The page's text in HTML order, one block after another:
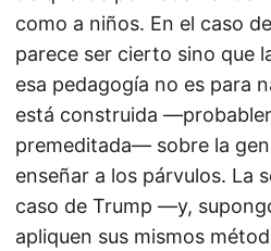
como a niños. En el caso
parece ser cierto sino que
esa pedagogía no es para
está construida
premeditada— sobre la
enseñar a los párvulos. La
caso de Trump —y,
apliquen sus mismos